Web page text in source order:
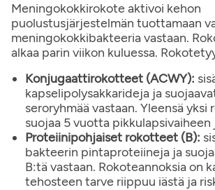
Meningokokkirokote aktivoi kehon
puolustusjärjestelmän tuottamaan
meningokokkibakteeria vastaan.
alkaa parin viikon kuluessa.
Konjugaattirokotteet (ACWY):
kapselipolysakkarideja ja
seroryhmää vastaan. Yleensä yksi
suojaa 5 vuotta pikkulapsivaiheen
Proteiinipohjaiset rokotteet (B):
bakteerin pintaproteiineja ja
B:tä vastaan. Rokoteannoksia on
tehosteen tarve riippuu iästä ja